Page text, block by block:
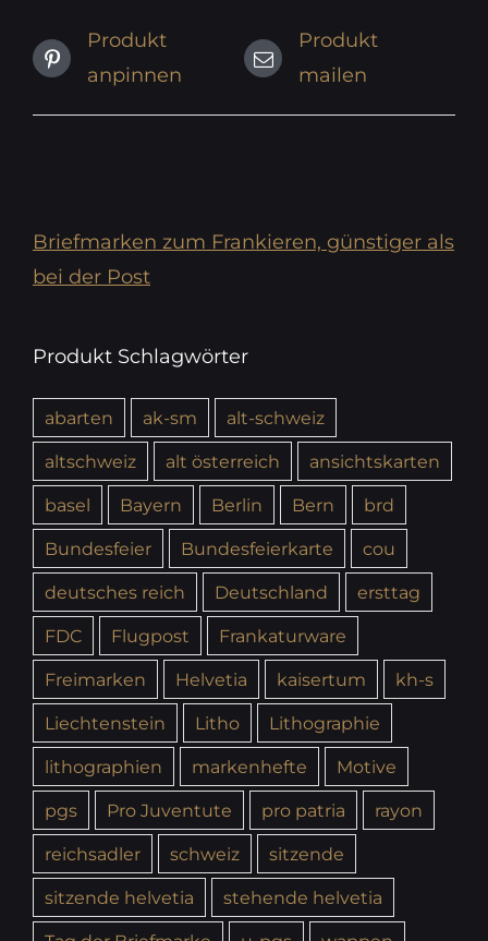
Produkt
anpinnen
Produkt
mailen
Briefmarken zum Frankieren, günstiger als
bei der Post
Produkt Schlagwörter
abarten ak-sm
alt-schweiz
altschweiz
alt österreich
ansichtskarten
basel
Bayern Berlin Bern
brd
Bundesfeier
Bundesfeierkarte
cou
deutsches reich
Deutschland
ersttag
FDC
Flugpost
Frankaturware
Freimarken
Helvetia kaisertum
kh-s
Liechtenstein
Litho
Lithographie
lithographien
markenhefte
Motive
pgs
Pro Juventute pro patria
rayon
reichsadler
schweiz
sitzende
sitzende helvetia
stehende helvetia